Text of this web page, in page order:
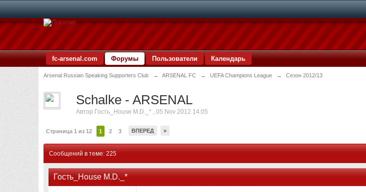
fc-arsenal.com Форумы Пользователи Календарь
Arsenal Russian Speaking Supporters Club → ARSENAL FC → UEFA Champions League → Сезон 2012/13
Schalke - ARSENAL
Автор Гость_House M.D._* ,05 Nov 2012 14:05
Страница 1 из 12 1 2 3 ВПЕРЕД »
Сообщений в теме: 225
Гость_House M.D._*